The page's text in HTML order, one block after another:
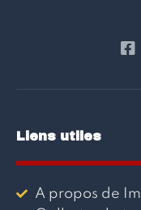
Liens utiles
A propos de